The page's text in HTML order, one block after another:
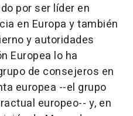
por ser líder en
en Europa y también
y autoridades
Europea lo ha
de consejeros en
europea --el grupo
europeo-- y, en